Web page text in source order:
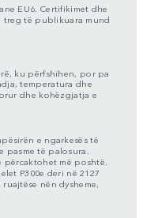
EU6. Certifikimet dhe
treg të publikuara mund
ku përfshihen, por pa
temperatura dhe
dhe kohëzgjatja e
e ngarkesës të
pasme të palosura.
më poshtë.
P300e deri në 2127
nën dysheme,